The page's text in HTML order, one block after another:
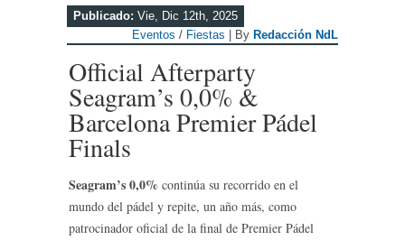
Publicado: Vie, Dic 12th, 2025
Eventos / Fiestas | By Redacción NdL
Official Afterparty
Seagram’s 0,0% &
Barcelona Premier Pádel
Finals
Seagram’s 0,0% continúa su recorrido en el
mundo del pádel y repite, un año más, como
patrocinador oficial de la final de Premier Pádel